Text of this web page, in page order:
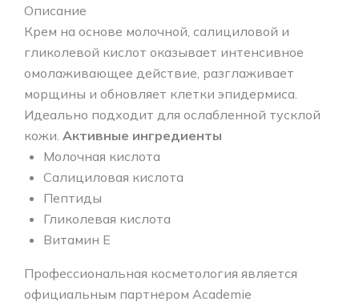
Описание
Крем на основе молочной, салициловой и
гликолевой кислот оказывает интенсивное
омолаживающее действие, разглаживает
морщины и обновляет клетки эпидермиса.
Идеально подходит для ослабленной тусклой
кожи. Активные ингредиенты
Молочная кислота
Салициловая кислота
Пептиды
Гликолевая кислота
Витамин Е
Профессиональная косметология является
официальным партнером Academie